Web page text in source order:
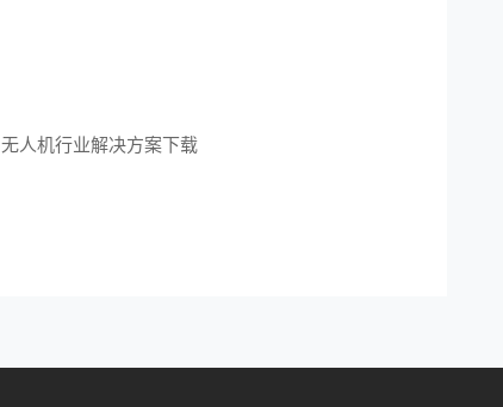
无人机行业解决方案下载